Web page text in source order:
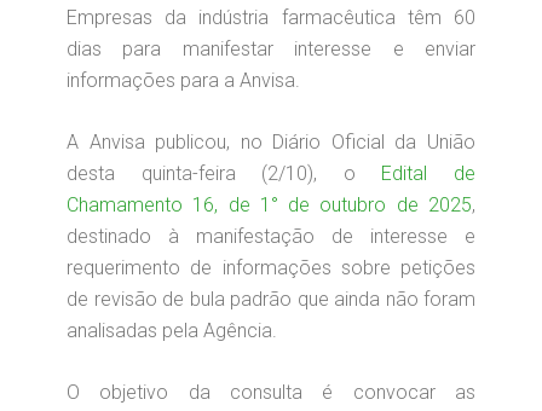
Empresas da indústria farmacêutica têm 60
dias para manifestar interesse e enviar
informações para a Anvisa.
A Anvisa publicou, no Diário Oficial da União
desta quinta-feira (2/10), o Edital de
Chamamento 16, de 1° de outubro de 2025,
destinado à manifestação de interesse e
requerimento de informações sobre petições
de revisão de bula padrão que ainda não foram
analisadas pela Agência.
O objetivo da consulta é convocar as